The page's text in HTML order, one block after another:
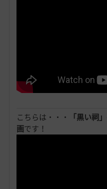
こちらは・・・
「黒い祠
画です！